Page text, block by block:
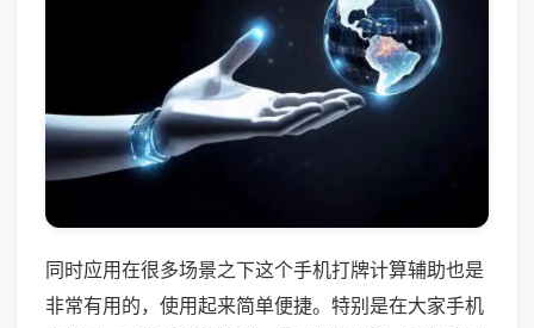
同时应用在很多场景之下这个手机打牌计算辅助也是
非常有用的，使用起来简单便捷。特别是在大家手机